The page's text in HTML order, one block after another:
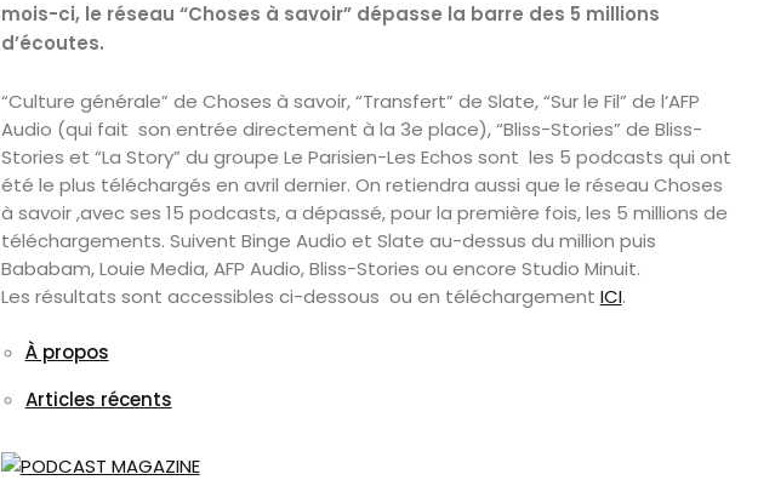
mois-ci, le réseau “Choses à savoir” dépasse la barre des 5 millions
d’écoutes.
“Culture générale” de Choses à savoir, “Transfert” de Slate, “Sur le Fil” de l’AFP
Audio (qui fait son entrée directement à la 3e place), “Bliss-Stories” de Bliss-
Stories et “La Story” du groupe Le Parisien-Les Echos sont les 5 podcasts qui ont
été le plus téléchargés en avril dernier. On retiendra aussi que le réseau Choses
à savoir ,avec ses 15 podcasts, a dépassé, pour la première fois, les 5 millions de
téléchargements. Suivent Binge Audio et Slate au-dessus du million puis
Bababam, Louie Media, AFP Audio, Bliss-Stories ou encore Studio Minuit.
Les résultats sont accessibles ci-dessous ou en téléchargement ICI.
À propos
Articles récents